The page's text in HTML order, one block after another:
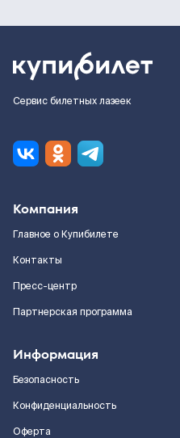
Сервис билетных лазеек
Компания
Главное о Купибилете
Контакты
Пресс-центр
Партнерская программа
Информация
Безопасность
Конфиденциальность
Оферта